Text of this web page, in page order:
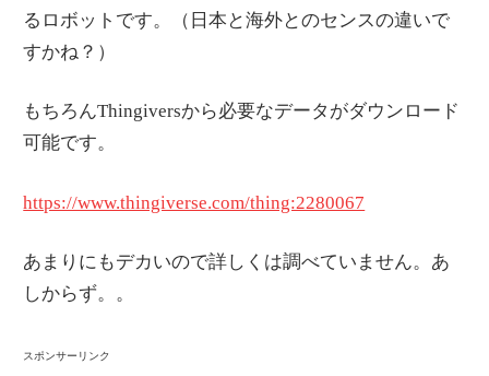
るロボットです。（日本と海外とのセンスの違いで
すかね？）
もちろんThingiversから必要なデータがダウンロード
可能です。
https://www.thingiverse.com/thing:2280067
あまりにもデカいので詳しくは調べていません。あ
しからず。。
スポンサーリンク